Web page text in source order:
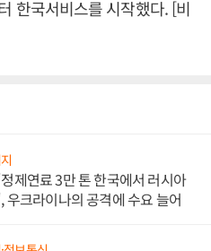
한국서비스를 시작했다. [비
제연료 3만 톤 한국에서 러시아
우크라이나의 공격에 수요 늘어